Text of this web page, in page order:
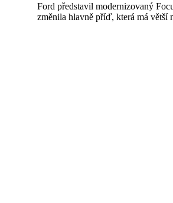
Ford představil modernizovaný
změnila hlavně příď, která má